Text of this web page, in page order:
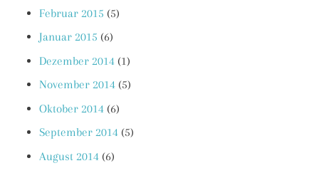
Februar 2015 (5)
Januar 2015 (6)
Dezember 2014 (1)
November 2014 (5)
Oktober 2014 (6)
September 2014 (5)
August 2014 (6)